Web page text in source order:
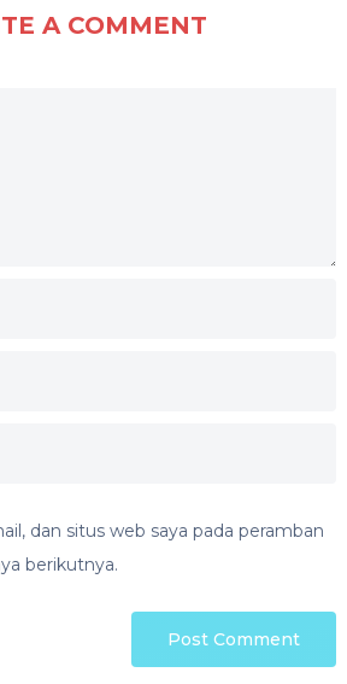
A COMMENT
dan situs web saya pada peramban
berikutnya.